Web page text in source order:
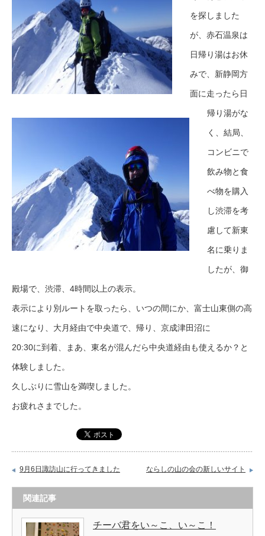
を探しました
が、赤石温泉は
日帰り湯はお休
みで、新静岡方
面に走ったら日
帰り湯がな
く、結局、
コンビニで
飲み物と食
べ物を購入
し渋滞を考
慮して新東
名に乗りま
したが、御
殿場で、渋滞、4時間以上の表示。
表示により別ルートを取ったら、いつの間にか、富士山東側の高
速になり、大月経由で中央道で、帰り、京成津田沼に
20:30に到着、まあ、東名が混んだら中央道経由も使えるか？と
体験しました。
久しぶりに雪山を満喫しました。
お疲れさまでした。
9月6日諏訪山に行ってきました ならしの山の会の新しいサイト
関連記事
チーバ君をい～こ、い～こ！